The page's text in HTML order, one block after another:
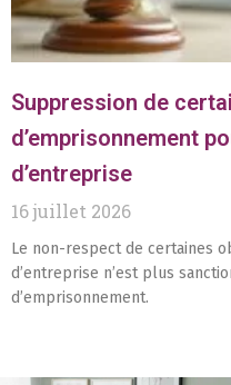
Suppression de
d’emprisonnement
d’entreprise
16 juillet 2026
Le non-respect de certaines
d’entreprise n’est plus
d’emprisonnement.